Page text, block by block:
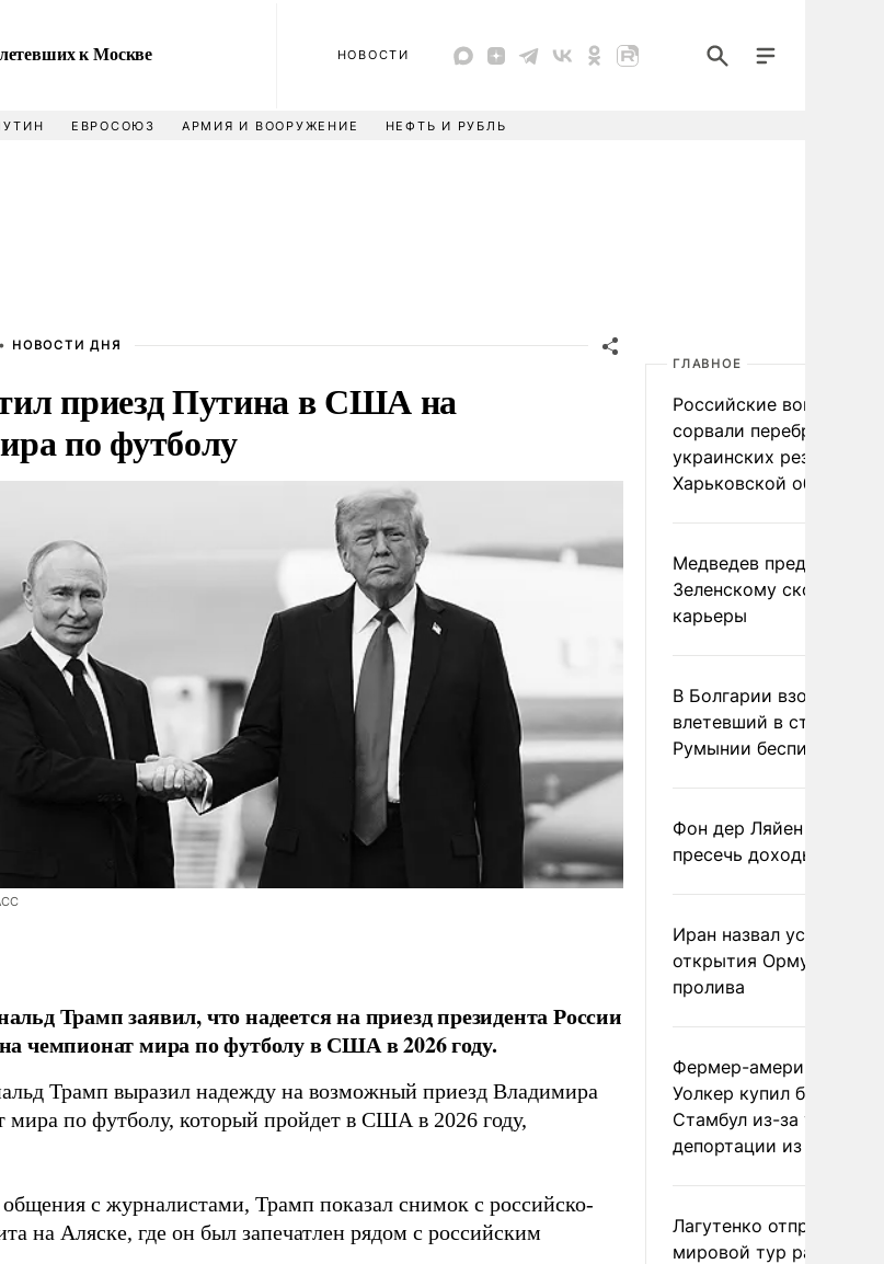
к Москве
НОВОСТИ
ЕВРОСОЮЗ АРМИЯ И ВООРУЖЕНИЕ НЕФТЬ И РУБЛЬ
НОВОСТИ ДНЯ
приезд Путина в США на
по футболу
Трамп заявил, что надеется на приезд президента России
чемпионат мира по футболу в США в 2026 году.
Трамп выразил надежду на возможный приезд Владимира
мира по футболу, который пройдет в США в 2026 году,
с журналистами, Трамп показал снимок с российско-
на Аляске, где он был запечатлен рядом с российским
ГЛАВНОЕ
Российские войска
сорвали переброску
украинских резервов в
Харьковской области
Медведев предрек
Зеленскому скорый
карьеры
В Болгарии взорвался
влетевший в страну из
Румынии беспилотник
Фон дер Ляйен
пресечь доходы России
Иран назвал условие
открытия Ормузского
пролива
Фермер-американец
Уолкер купил билет в
Стамбул из-за угрозы
депортации из России
Лагутенко отправился в
мировой тур ради